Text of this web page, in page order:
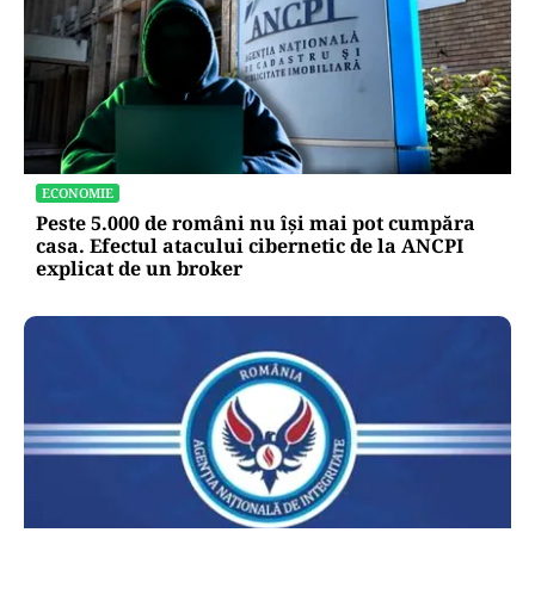
ECONOMIE
Peste 5.000 de români nu își mai pot cumpăra
casa. Efectul atacului cibernetic de la ANCPI
explicat de un broker